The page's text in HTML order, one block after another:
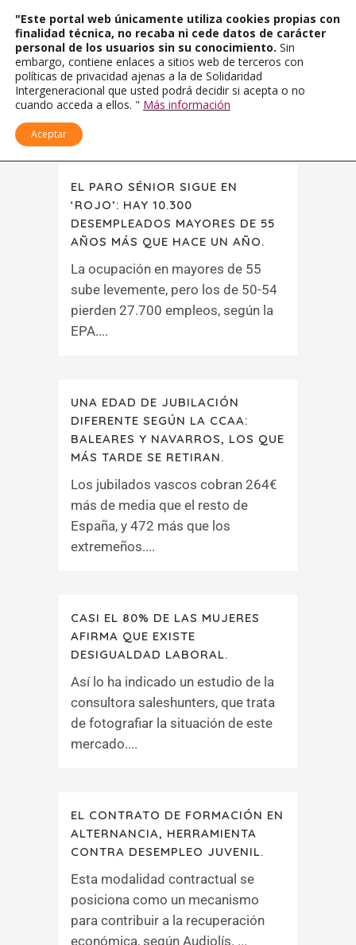
EL PARO SÉNIOR SIGUE EN
‘ROJO’: HAY 10.300
DESEMPLEADOS MAYORES DE 55
AÑOS MÁS QUE HACE UN AÑO.
La ocupación en mayores de 55
sube levemente, pero los de 50-54
pierden 27.700 empleos, según la
EPA....
UNA EDAD DE JUBILACIÓN
DIFERENTE SEGÚN LA CCAA:
BALEARES Y NAVARROS, LOS QUE
MÁS TARDE SE RETIRAN.
Los jubilados vascos cobran 264€
más de media que el resto de
España, y 472 más que los
extremeños....
CASI EL 80% DE LAS MUJERES
AFIRMA QUE EXISTE
DESIGUALDAD LABORAL.
Así lo ha indicado un estudio de la
consultora saleshunters, que trata
de fotografiar la situación de este
mercado....
EL CONTRATO DE FORMACIÓN EN
ALTERNANCIA, HERRAMIENTA
CONTRA DESEMPLEO JUVENIL.
Esta modalidad contractual se
posiciona como un mecanismo
para contribuir a la recuperación
económica, según Audiolís. ...
"Este portal web únicamente utiliza cookies propias con
finalidad técnica, no recaba ni cede datos de carácter
personal de los usuarios sin su conocimiento. Sin
embargo, contiene enlaces a sitios web de terceros con
políticas de privacidad ajenas a la de Solidaridad
Intergeneracional que usted podrá decidir si acepta o no
cuando acceda a ellos. " Más información
Aceptar